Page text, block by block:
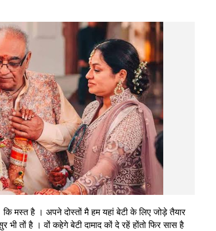
मस्त है । अपने दोस्तों मै हम यहां बेटी के लिए जोड़े तैयार
तों है । वों कहेगे बेटी दामाद कों दे रहें होंतो फिर सास है